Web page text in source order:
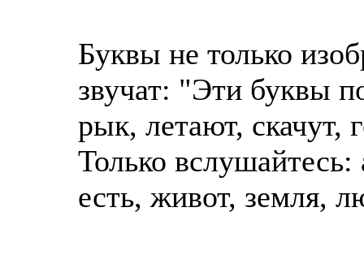
Буквы не только
звучат: "Эти буквы
рык, летают, скачут,
Только вслушайтесь:
есть, живот, земля,